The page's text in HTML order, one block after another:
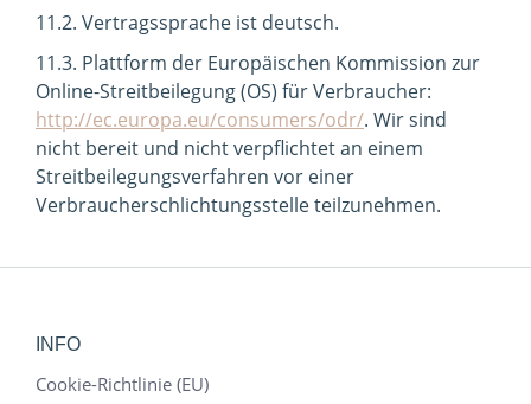
11.2. Vertragssprache ist deutsch.
11.3. Plattform der Europäischen Kommission zur
Online-Streitbeilegung (OS) für Verbraucher:
http://ec.europa.eu/consumers/odr/. Wir sind
nicht bereit und nicht verpflichtet an einem
Streitbeilegungsverfahren vor einer
Verbraucherschlichtungsstelle teilzunehmen.
INFO
Cookie-Richtlinie (EU)